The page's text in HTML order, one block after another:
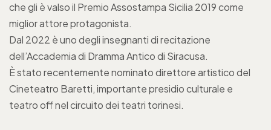
che gli è valso il Premio Assostampa Sicilia 2019 come
miglior attore protagonista.
Dal 2022 è uno degli insegnanti di recitazione
dell’Accademia di Dramma Antico di Siracusa.
È stato recentemente nominato direttore artistico del
Cineteatro Baretti, importante presidio culturale e
teatro off nel circuito dei teatri torinesi.